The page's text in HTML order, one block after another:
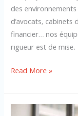
des
d’avocats, cabinets
financier… nos
rigueur est de mise.
Read More »
L’entretien